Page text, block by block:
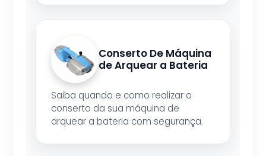
Conserto De Máquina
de Arquear a Bateria
Saiba quando e como realizar o
conserto da sua máquina de
arquear a bateria com segurança.